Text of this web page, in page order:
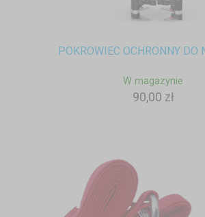
POKROWIEC OCHRONNY DO
W magazynie
90,00 zł